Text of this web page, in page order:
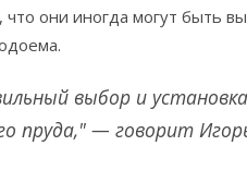
что они иногда могут быть
выбор и
пруда," — говорит